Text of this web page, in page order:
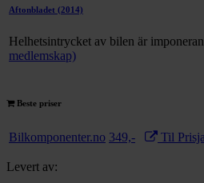
Aftonbladet (2014)
Helhetsintrycket av bilen är
medlemskap)
Beste priser
Bilkomponenter.no 349,- Til
Levert av: